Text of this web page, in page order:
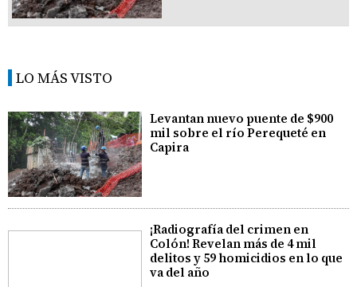
LO MÁS VISTO
Levantan nuevo puente de $900
mil sobre el río Perequeté en
Capira
¡Radiografía del crimen en
Colón! Revelan más de 4 mil
delitos y 59 homicidios en lo que
va del año